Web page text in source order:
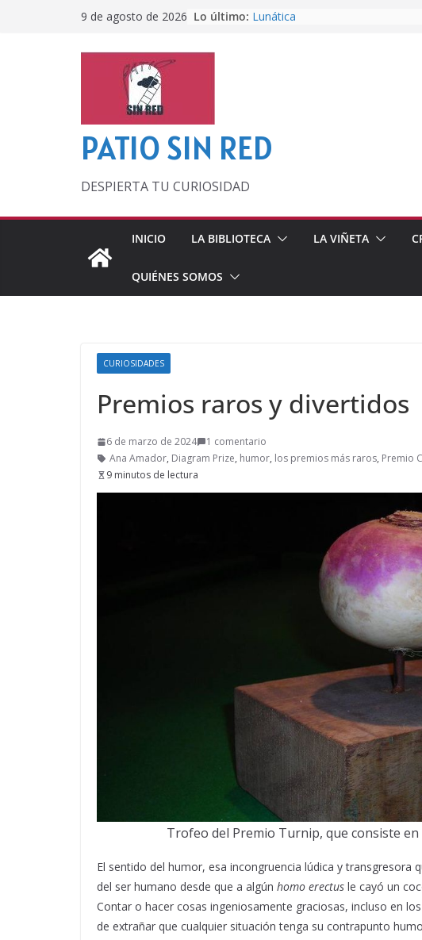
9 de agosto de 2026 Lo último: Lunática
PATIO SIN RED
DESPIERTA TU CURIOSIDAD
INICIO LA BIBLIOTECA LA VIÑETA
QUIÉNES SOMOS
CURIOSIDADES
Premios raros y divertidos
6 de marzo de 2024
1 comentario
Ana Amador, Diagram Prize, humor, los premios más raros, Premio
9 minutos de lectura
Trofeo del Premio Turnip, que consiste
El sentido del humor, esa incongruencia lúdica y transgresora
del ser humano desde que a algún homo erectus le cayó un
Contar o hacer cosas ingeniosamente graciosas, incluso en
de extrañar que cualquier situación tenga su contrapunto